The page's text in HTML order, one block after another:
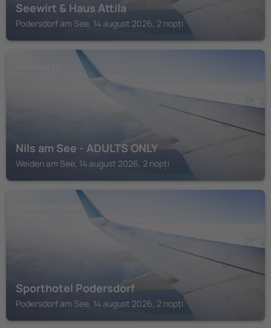
Seewirt & Haus Attila
Podersdorf am See, 14 august 2026, 2 nopți
Nils am See - ADULTS ONLY
Weiden am See, 14 august 2026, 2 nopți
Sporthotel Podersdorf
Podersdorf am See, 14 august 2026, 2 nopți